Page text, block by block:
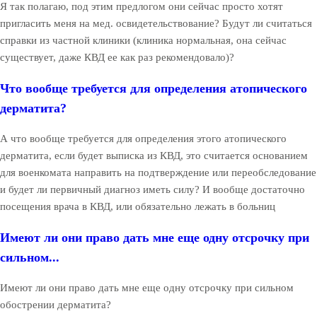
Я так полагаю, под этим предлогом они сейчас просто хотят
пригласить меня на мед. освидетельствование? Будут ли считаться
справки из частной клиники (клиника нормальная, она сейчас
существует, даже КВД ее как раз рекомендовало)?
Что вообще требуется для определения атопического
дерматита?
А что вообще требуется для определения этого атопического
дерматита, если будет выписка из КВД, это считается основанием
для военкомата направить на подтверждение или переобследование
и будет ли первичный диагноз иметь силу? И вообще достаточно
посещения врача в КВД, или обязательно лежать в больниц
Имеют ли они право дать мне еще одну отсрочку при
сильном...
Имеют ли они право дать мне еще одну отсрочку при сильном
обострении дерматита?